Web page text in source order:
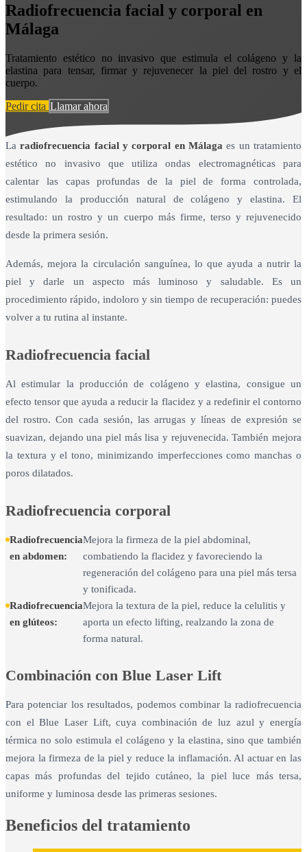
Radiofrecuencia facial y corporal en
Málaga
Tratamiento estético no invasivo que estimula el colágeno y la
elastina para tensar, firmar y rejuvenecer la piel del rostro y el
cuerpo.
Pedir cita Llamar ahora
Laradiofrecuencia facial y corporal en Málaga es un tratamiento
estético no invasivo que utiliza ondas electromagnéticas para
calentar las capas profundas de la piel de forma controlada,
estimulando la producción natural de colágeno y elastina. El
resultado: un rostro y un cuerpo más firme, terso y rejuvenecido
desde la primera sesión.
Además, mejora la circulación sanguínea, lo que ayuda a nutrir la
piel y darle un aspecto más luminoso y saludable. Es un
procedimiento rápido, indoloro y sin tiempo de recuperación: puedes
volver a tu rutina al instante.
Radiofrecuencia facial
Al estimular la producción de colágeno y elastina, consigue un
efecto tensor que ayuda a reducir la flacidez y a redefinir el contorno
del rostro. Con cada sesión, las arrugas y líneas de expresión se
suavizan, dejando una piel más lisa y rejuvenecida. También mejora
la textura y el tono, minimizando imperfecciones como manchas o
poros dilatados.
Radiofrecuencia corporal
Radiofrecuencia
en abdomen:
Mejora la firmeza de la piel abdominal,
combatiendo la flacidez y favoreciendo la
regeneración del colágeno para una piel más tersa
y tonificada.
Radiofrecuencia
en glúteos:
Mejora la textura de la piel, reduce la celulitis y
aporta un efecto lifting, realzando la zona de
forma natural.
Combinación con Blue Laser Lift
Para potenciar los resultados, podemos combinar la radiofrecuencia
con el Blue Laser Lift, cuya combinación de luz azul y energía
térmica no solo estimula el colágeno y la elastina, sino que también
mejora la firmeza de la piel y reduce la inflamación. Al actuar en las
capas más profundas del tejido cutáneo, la piel luce más tersa,
uniforme y luminosa desde las primeras sesiones.
Beneficios del tratamiento